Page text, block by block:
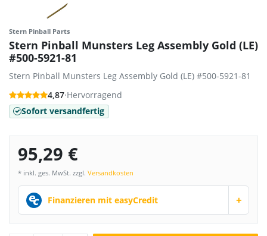
Stern Pinball Parts
Stern Pinball Munsters Leg Assembly Gold (LE)
#500-5921-81
Stern Pinball Munsters Leg Assembly Gold (LE) #500-5921-81
4,87·Hervorragend
Sofort versandfertig
95,29 €
* inkl. ges. MwSt. zzgl. Versandkosten
Finanzieren mit easyCredit +